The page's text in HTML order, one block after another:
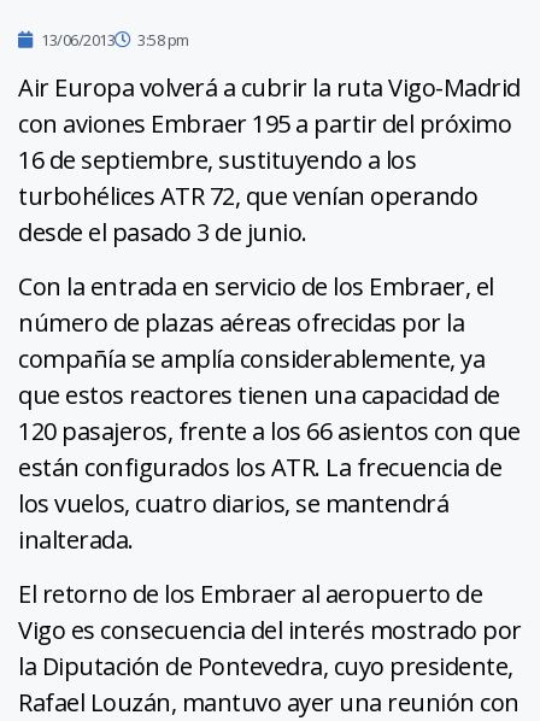
13/06/2013 3:58 pm
Air Europa volverá a cubrir la ruta Vigo-Madrid
con aviones Embraer 195 a partir del próximo
16 de septiembre, sustituyendo a los
turbohélices ATR 72, que venían operando
desde el pasado 3 de junio.
Con la entrada en servicio de los Embraer, el
número de plazas aéreas ofrecidas por la
compañía se amplía considerablemente, ya
que estos reactores tienen una capacidad de
120 pasajeros, frente a los 66 asientos con que
están configurados los ATR. La frecuencia de
los vuelos, cuatro diarios, se mantendrá
inalterada.
El retorno de los Embraer al aeropuerto de
Vigo es consecuencia del interés mostrado por
la Diputación de Pontevedra, cuyo presidente,
Rafael Louzán, mantuvo ayer una reunión con